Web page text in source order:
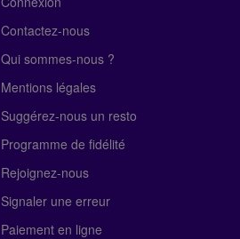
Contactez-nous
Qui sommes-nous ?
Mentions légales
Suggérez-nous un resto
Programme de fidélité
Rejoignez-nous
Signaler une erreur
Paiement en ligne